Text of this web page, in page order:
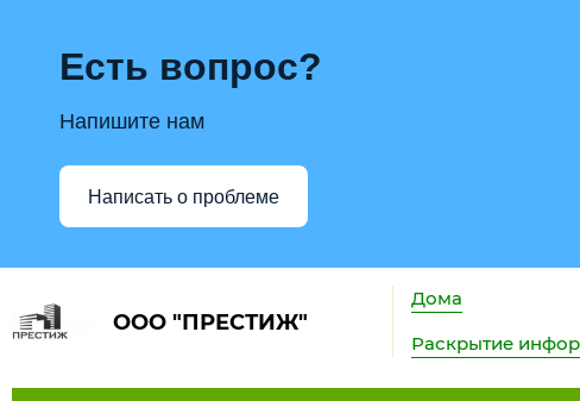
Есть вопрос?
Напишите нам
Написать о проблеме
ООО "ПРЕСТИЖ"
Дома
Раскрытие